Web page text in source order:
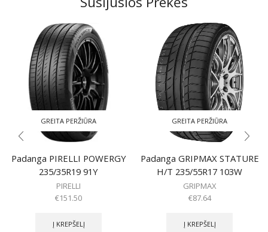
GREITA PERŽIŪRA
Padanga PIRELLI POWERGY
235/35R19 91Y
PIRELLI
€151.50
Į KREPŠELĮ
GREITA PERŽIŪRA
Padanga GRIPMAX STATURE
H/T 235/55R17 103W
GRIPMAX
€87.64
Į KREPŠELĮ